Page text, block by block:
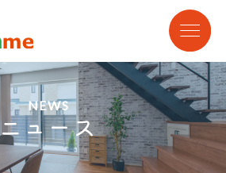
NEWS
ニュース